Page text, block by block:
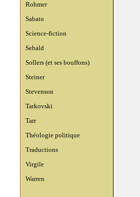
Rohmer
Sabato
Science-fiction
Sebald
Sollers (et ses bouffons)
Steiner
Stevenson
Tarkovski
Tarr
Théologie politique
Traductions
Virgile
Warren